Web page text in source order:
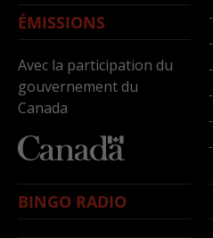
ÉMISSIONS
Avec la participation du
gouvernement du
Canada
BINGO RADIO